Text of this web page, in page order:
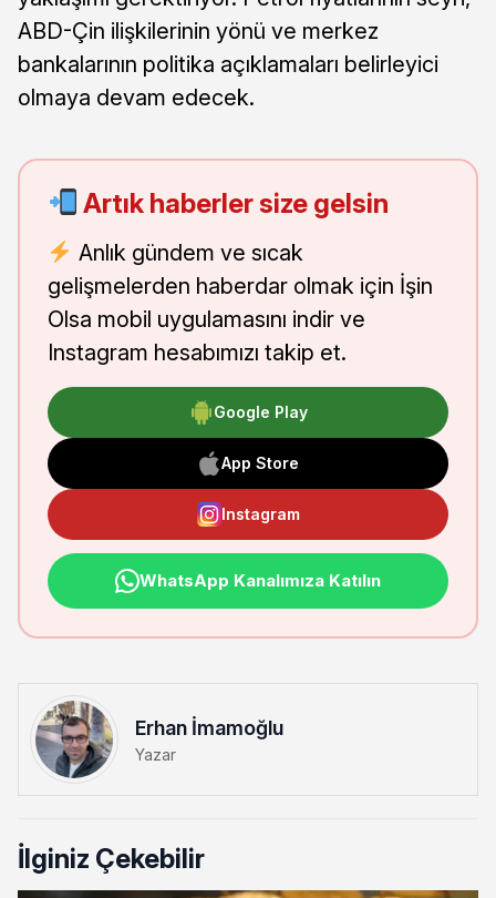
ABD-Çin ilişkilerinin yönü ve merkez
bankalarının politika açıklamaları belirleyici
olmaya devam edecek.
Artık haberler size gelsin
Anlık gündem ve sıcak
gelişmelerden haberdar olmak için İşin
Olsa mobil uygulamasını indir ve
Instagram hesabımızı takip et.
Google Play
App Store
Instagram
WhatsApp Kanalımıza Katılın
Erhan İmamoğlu
Yazar
İlginiz Çekebilir